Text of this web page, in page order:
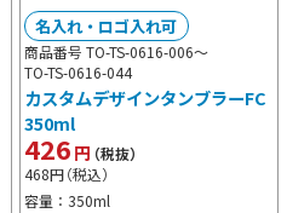
商品番号 TO-TS-0616-006～
TO-TS-0616-044
カスタムデザインタンブラーFC
350ml
426円（税抜）
468円（税込）
容量：350ml
名入れ・ロゴ入れ可